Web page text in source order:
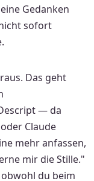
Gedanken
sofort
Das geht
— da
Claude
mehr anfassen,
mir die Stille."
du beim